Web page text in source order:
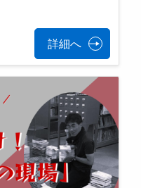
詳細へ